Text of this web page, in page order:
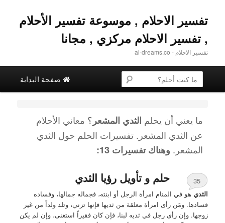
تفسير الاحلام , موسوعة تفسير الأحلام
, تفسير الاحلام مركزي , مجانا
تفسير الاحلام - al-dreams.co
القائمة الرئيسية
التخطي إلى المحتوى الأساسي
تخطي إلى المحتوى الثانوية صفحة البداية
البحث عن
ما يعني أن يحلم الثدي المشعر ؟ معاني الأحلام
عن الثدي المشعر . تفسيرات الحلم حول الثدي
المشعر . وهناك تفسيرات 13:
حلم و تأويل رؤيا الثدي
35
الثدي هو في المنام امرأة الرجل أو ابنته، فجماله جمالها، وفساده
فسادها. ومَن رأى امرأة معلقة من ثديها فإنها تزني، وتلد ولداً من غير
زوجها. وإن رأى رجل في ثديه لبنا، فإن كان فقيراً استغنى، وإن لم يكن